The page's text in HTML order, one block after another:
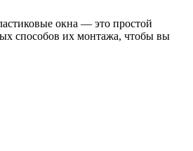
окна — это простой
способов их монтажа, чтобы вы